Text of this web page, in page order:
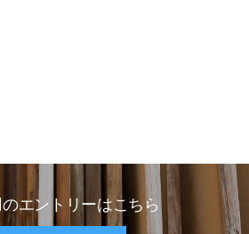
エントリーはこちら